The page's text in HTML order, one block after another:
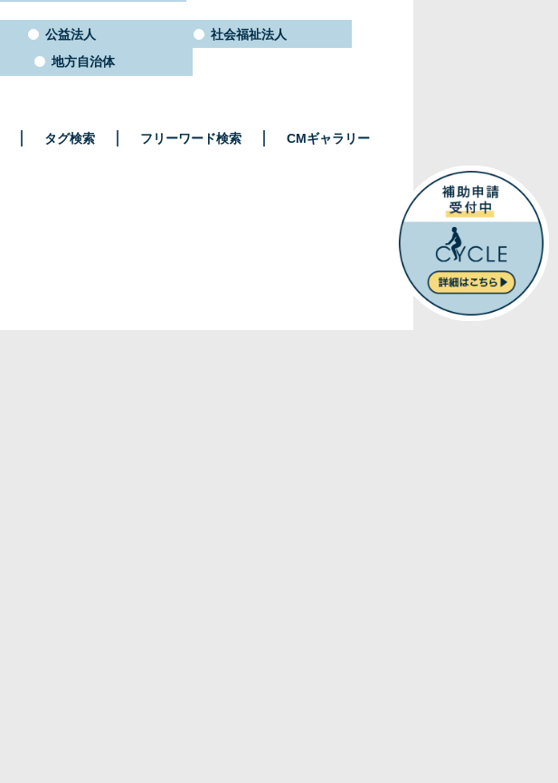
公益法人
社会福祉法人
地方自治体
タグ検索 フリーワード検索 CMギャラリー